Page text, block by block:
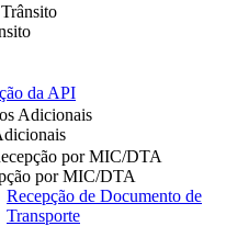
da API
Adicionais
por MIC/DTA
por MIC/DTA
Recepção de Documento de
Transporte